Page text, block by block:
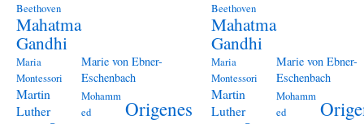
Beethoven
Mahatma
Gandhi
Maria
Montessori
Marie von Ebner-
Eschenbach
Martin
Luther
Mohamm
ed
Origenes
Beethoven
Mahatma
Gandhi
Maria
Montessori
Marie von Ebner-
Eschenbach
Martin
Luther
Mohamm
ed